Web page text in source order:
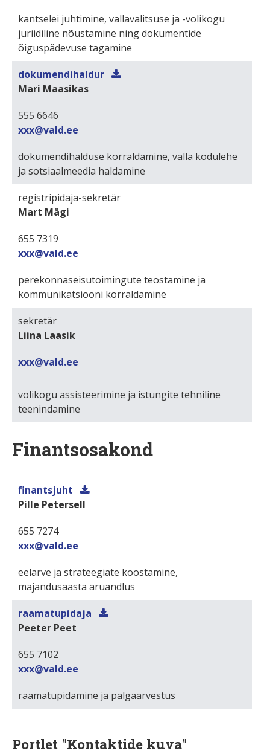
kantselei juhtimine, vallavalitsuse ja -volikogu
juriidiline nõustamine ning dokumentide
õiguspädevuse tagamine
dokumendihaldur
Mari Maasikas
555 6646
xxx@vald.ee
dokumendihalduse korraldamine, valla kodulehe
ja sotsiaalmeedia haldamine
registripidaja-sekretär
Mart Mägi
655 7319
xxx@vald.ee
perekonnaseisutoimingute teostamine ja
kommunikatsiooni korraldamine
sekretär
Liina Laasik
xxx@vald.ee
volikogu assisteerimine ja istungite tehniline
teenindamine
Finantsosakond
finantsjuht
Pille Petersell
655 7274
xxx@vald.ee
eelarve ja strateegiate koostamine,
majandusaasta aruandlus
raamatupidaja
Peeter Peet
655 7102
xxx@vald.ee
raamatupidamine ja palgaarvestus
Portlet "Kontaktide kuva"